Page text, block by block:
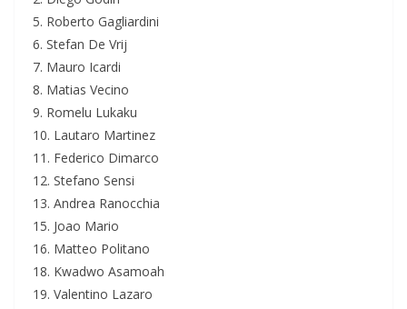
5. Roberto Gagliardini
6. Stefan De Vrij
7. Mauro Icardi
8. Matias Vecino
9. Romelu Lukaku
10. Lautaro Martinez
11. Federico Dimarco
12. Stefano Sensi
13. Andrea Ranocchia
15. Joao Mario
16. Matteo Politano
18. Kwadwo Asamoah
19. Valentino Lazaro